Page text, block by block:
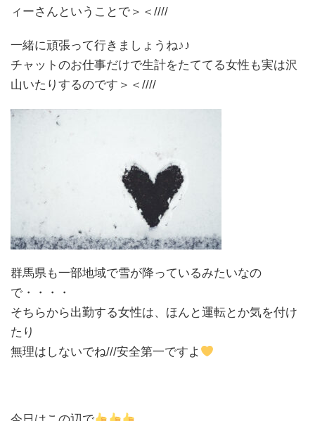
ィーさんということで＞＜////
一緒に頑張って行きましょうね♪♪
チャットのお仕事だけで生計をたててる女性も実は沢
山いたりするのです＞＜////
群馬県も一部地域で雪が降っているみたいなの
で・・・・
そちらから出勤する女性は、ほんと運転とか気を付け
たり
無理はしないでね///安全第一ですよ